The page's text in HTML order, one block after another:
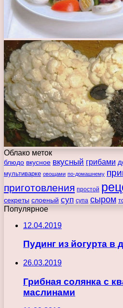
Облако меток
блюдо вкусное вкусный грибами
мультиварке овощами по-домашнему
приготовления простой
секреты слоеный суп супа сыром
Популярное
12.04.2019
Пудинг из йогурта в
26.03.2019
Грибная солянка с
маслинами